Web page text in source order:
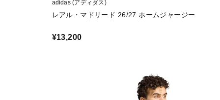
adidas (アディダス)
レアル・マドリード 26/27 ホームジャージー
¥13,200